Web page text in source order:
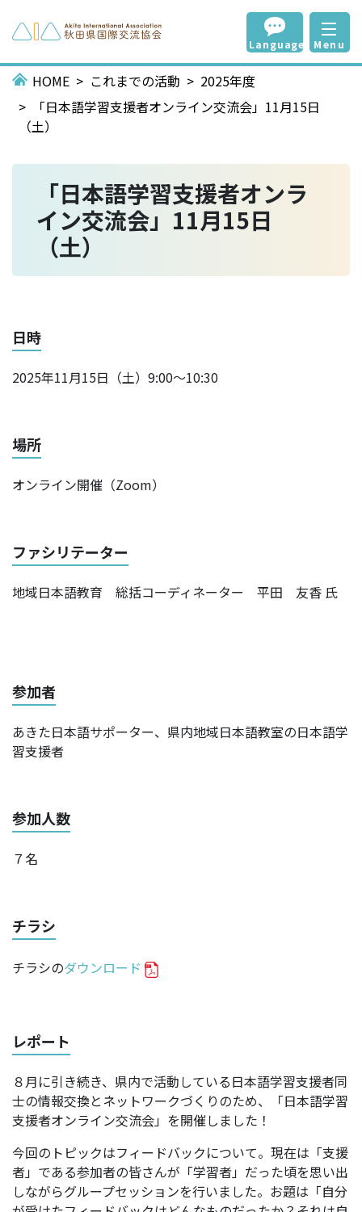
Language Menu
HOME これまでの活動
2025年度
「日本語学習支援者オンライン交流会」11月15日
（土）
「日本語学習支援者オンラ
イン交流会」11月15日
（土）
日時
2025年11月15日（土）9:00～10:30
場所
オンライン開催（Zoom）
ファシリテーター
地域日本語教育 総括コーディネーター 平田 友香 氏
参加者
あきた日本語サポーター、県内地域日本語教室の日本語学
習支援者
参加人数
７名
チラシ
チラシのダウンロード
レポート
８月に引き続き、県内で活動している日本語学習支援者同
士の情報交換とネットワークづくりのため、「日本語学習
支援者オンライン交流会」を開催しました！
今回のトピックはフィードバックについて。現在は「支援
者」である参加者の皆さんが「学習者」だった頃を思い出
しながらグループセッションを行いました。お題は「自分